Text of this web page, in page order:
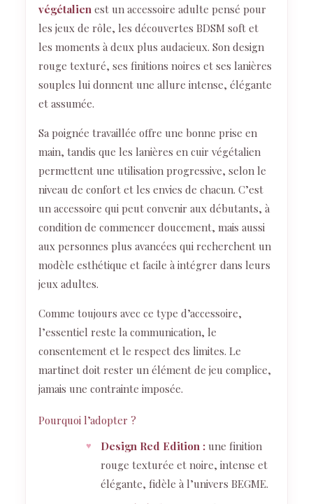
végétalien est un accessoire adulte pensé pour
les jeux de rôle, les découvertes BDSM soft et
les moments à deux plus audacieux. Son design
rouge texturé, ses finitions noires et ses lanières
souples lui donnent une allure intense, élégante
et assumée.
Sa poignée travaillée offre une bonne prise en
main, tandis que les lanières en cuir végétalien
permettent une utilisation progressive, selon le
niveau de confort et les envies de chacun. C’est
un accessoire qui peut convenir aux débutants, à
condition de commencer doucement, mais aussi
aux personnes plus avancées qui recherchent un
modèle esthétique et facile à intégrer dans leurs
jeux adultes.
Comme toujours avec ce type d’accessoire,
l’essentiel reste la communication, le
consentement et le respect des limites. Le
martinet doit rester un élément de jeu complice,
jamais une contrainte imposée.
Pourquoi l’adopter ?
Design Red Edition :une finition
rouge texturée et noire, intense et
élégante, fidèle à l’univers BEGME.